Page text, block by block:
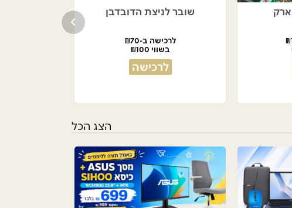
שובר לניצת הדובדבן
לרכישה ב-₪70
בשווי ₪100
לרכישה
הצג הכל